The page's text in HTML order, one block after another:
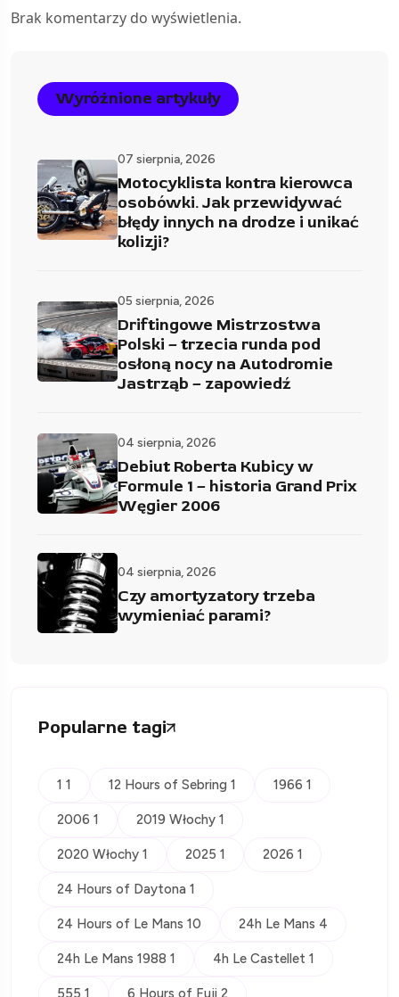
Brak komentarzy do wyświetlenia.
Wyróżnione artykuły
07 sierpnia, 2026
Motocyklista kontra kierowca
osobówki. Jak przewidywać
błędy innych na drodze i unikać
kolizji?
05 sierpnia, 2026
Driftingowe Mistrzostwa
Polski – trzecia runda pod
osłoną nocy na Autodromie
Jastrząb – zapowiedź
04 sierpnia, 2026
Debiut Roberta Kubicy w
Formule 1 – historia Grand Prix
Węgier 2006
04 sierpnia, 2026
Czy amortyzatory trzeba
wymieniać parami?
Popularne tagi
1 1 12 Hours of Sebring 1 1966 1
2006 1 2019 Włochy 1
2020 Włochy 1 2025 1 2026 1
24 Hours of Daytona 1
24 Hours of Le Mans 10 24h Le Mans 4
24h Le Mans 1988 1 4h Le Castellet 1
555 1 6 Hours of Fuji 2